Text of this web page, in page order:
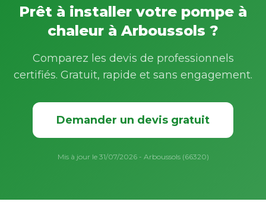
Prêt à installer votre pompe à
chaleur à Arboussols ?
Comparez les devis de professionnels
certifiés. Gratuit, rapide et sans engagement.
Demander un devis gratuit
Mis à jour le 31/07/2026 - Arboussols (66320)